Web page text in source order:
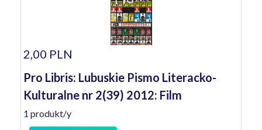
2,00 PLN
Pro Libris: Lubuskie Pismo Literacko-
Kulturalne nr 2(39) 2012: Film
1 produkt/y